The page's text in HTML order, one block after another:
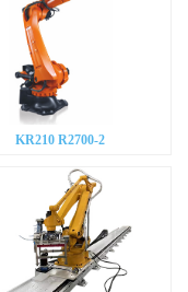
KR210 R2700-2